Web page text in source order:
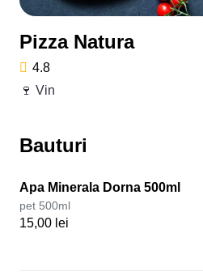
Pizza Natura
4.8
🍷 Vin
Bauturi
Apa Minerala Dorna 500ml
pet 500ml
15,00 lei